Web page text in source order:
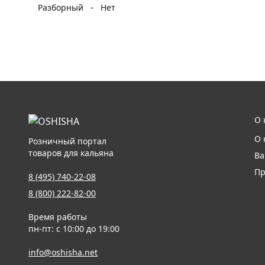
Разборный - Нет
Розничный портал
товаров для кальяна
8 (495) 740-22-08
8 (800) 222-82-00
Время работы
пн-пт: с 10:00 до 19:00
info@oshisha.net
О
О